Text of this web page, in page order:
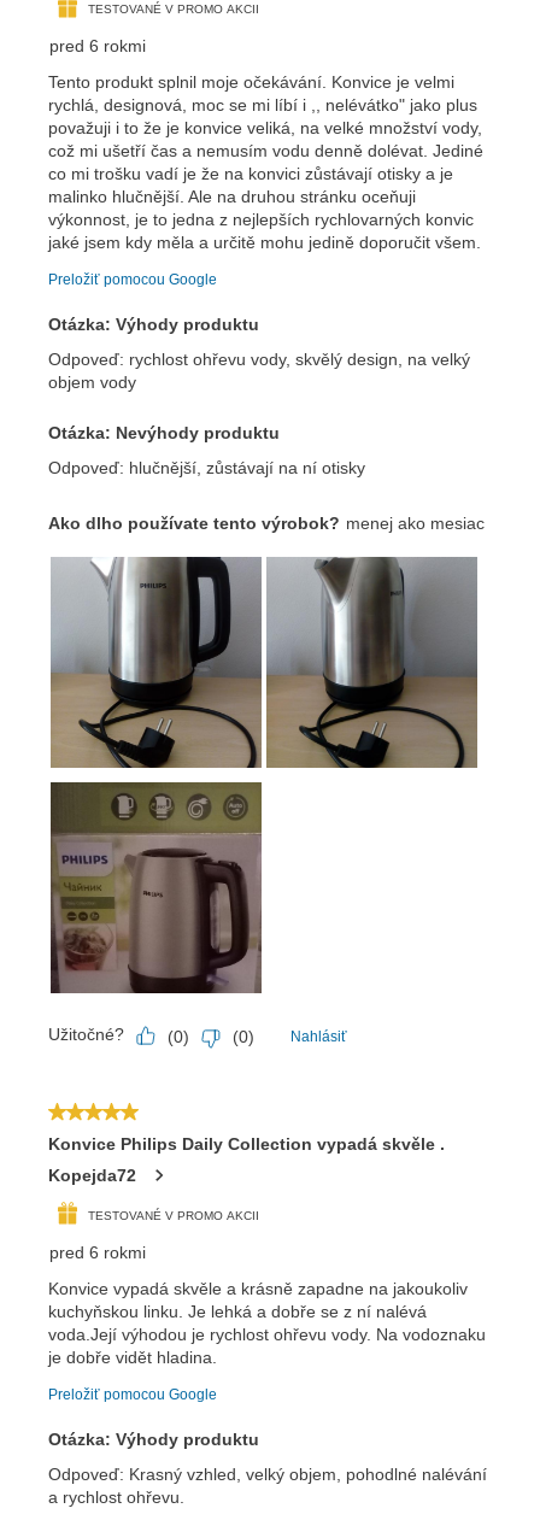
Odoslať
Powered by chaterimo